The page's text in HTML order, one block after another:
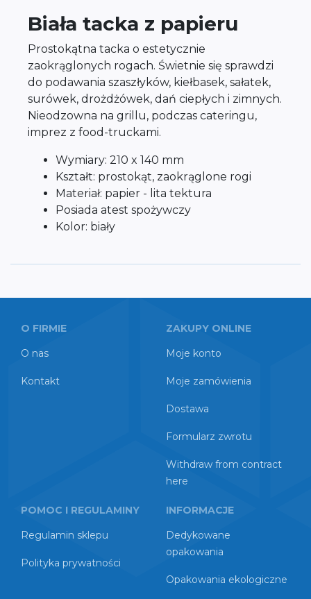
Biała tacka z papieru
Prostokątna tacka o estetycznie
zaokrąglonych rogach. Świetnie się sprawdzi
do podawania szaszłyków, kiełbasek, sałatek,
surówek, drożdżówek, dań ciepłych i zimnych.
Nieodzowna na grillu, podczas cateringu,
imprez z food-truckami.
Wymiary: 210 x 140 mm
Kształt: prostokąt, zaokrąglone rogi
Materiał: papier - lita tektura
Posiada atest spożywczy
Kolor: biały
O FIRMIE
O nas
Kontakt
ZAKUPY ONLINE
Moje konto
Moje zamówienia
Dostawa
Formularz zwrotu
Withdraw from contract
here
POMOC I REGULAMINY
Regulamin sklepu
Polityka prywatności
INFORMACJE
Dedykowane
opakowania
Opakowania ekologiczne